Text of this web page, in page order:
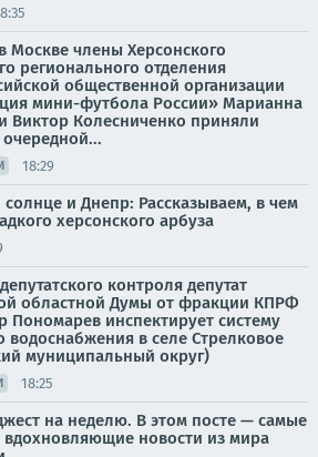
в Москве члены Херсонского
регионального отделения
общественной организации
мини-футбола России» Марианна
Виктор Колесниченко приняли
очередной...
18:29
солнце и Днепр: Рассказываем, в чем
херсонского арбуза
контроля депутат
областной Думы от фракции КПРФ
Пономарев инспектирует систему
водоснабжения в селе Стрелковое
муниципальный округ)
18:25
на неделю. В этом посте — самые
новости из мира